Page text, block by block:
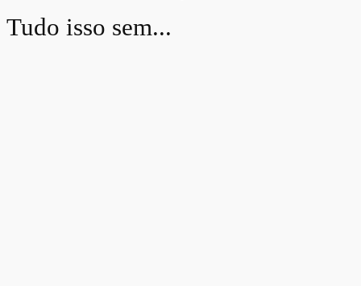
Tudo isso sem...